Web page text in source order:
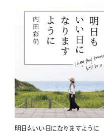
明日もいい日になりますように